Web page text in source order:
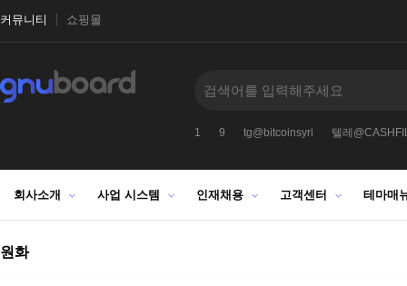
커뮤니티 쇼핑몰
1 9 tg@bitcoinsyri 텔레
회사소개 사업 시스템 인재채용 고객센터 테마매
원화